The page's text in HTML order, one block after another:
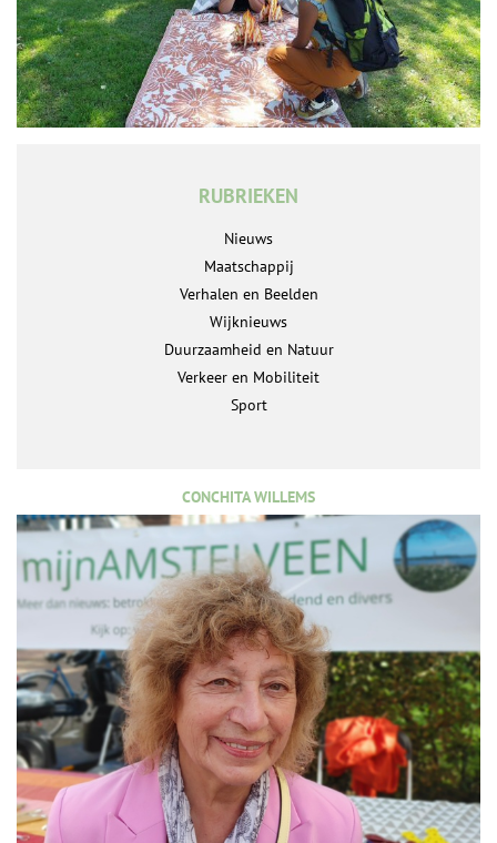
RUBRIEKEN
Nieuws
Maatschappij
Verhalen en Beelden
Wijknieuws
Duurzaamheid en Natuur
Verkeer en Mobiliteit
Sport
CONCHITA WILLEMS